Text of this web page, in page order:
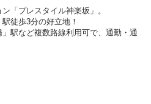
「プレスタイル神楽坂」。
徒歩3分の好立地！
駅など複数路線利用可で、通勤・通
配ボックスなど、嬉しい設備が揃って
ーパー「マルエツ」やコンビニがご